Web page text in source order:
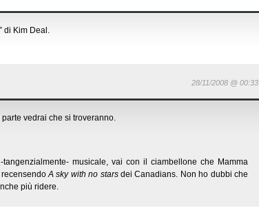
di Kim Deal.
28/11/2008 @ 00:33
vedrai che si troveranno.
musicale, vai con il ciambellone che Mamma
recensendoA sky with no starsdei Canadians. Non ho dubbi che
più ridere.